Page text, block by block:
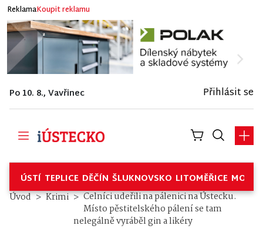
ReklamaKoupit reklamu
Po 10. 8., Vavřinec Přihlásit se
ÚSTÍ TEPLICE DĚČÍN ŠLUKNOVSKO LITOMĚŘICE
Úvod Krimi
Celníci udeřili na pálenici na Ústecku.
Místo pěstitelského pálení se tam
nelegálně vyráběl gin a likéry